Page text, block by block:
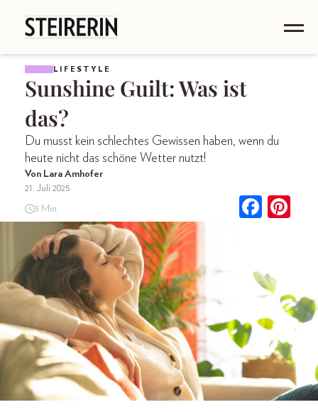
LIFESTYLE
Sunshine Guilt: Was ist
das?
Du musst kein schlechtes Gewissen haben, wenn du
heute nicht das schöne Wetter nutzt!
Von Lara Amhofer
21. Juli 2025
3 Min.